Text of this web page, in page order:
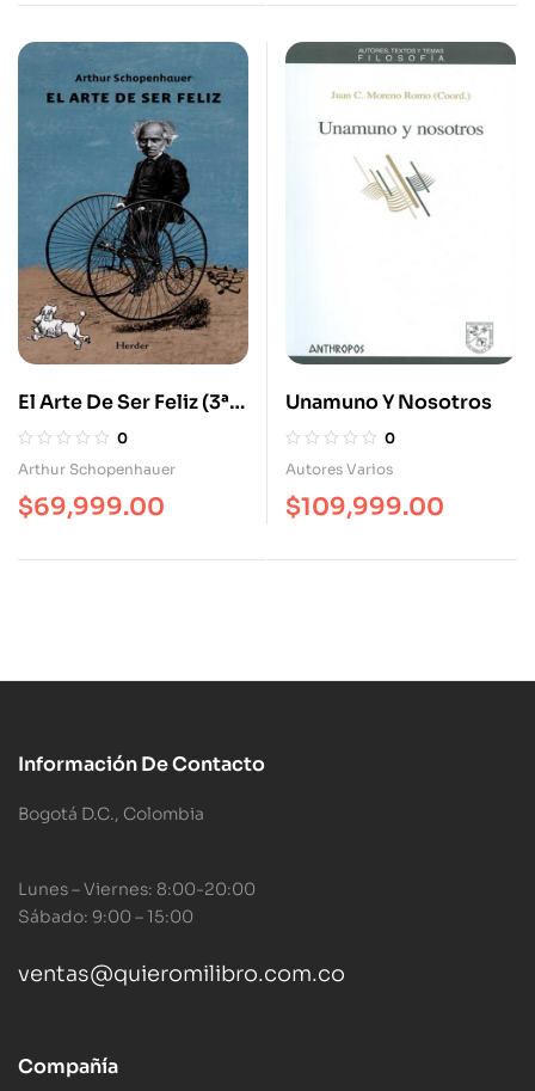
El Arte De Ser Feliz (3ª
Ed)
0
Arthur Schopenhauer
$69,999.00
Unamuno Y Nosotros
0
Autores Varios
$109,999.00
Información De Contacto
Bogotá D.C., Colombia
Lunes – Viernes: 8:00-20:00
Sábado: 9:00 – 15:00
ventas@quieromilibro.com.co
Compañía